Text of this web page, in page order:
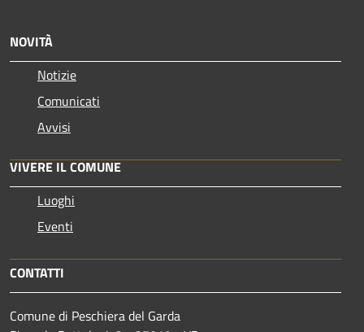
NOVITÀ
Notizie
Comunicati
Avvisi
VIVERE IL COMUNE
Luoghi
Eventi
CONTATTI
Comune di Peschiera del Garda